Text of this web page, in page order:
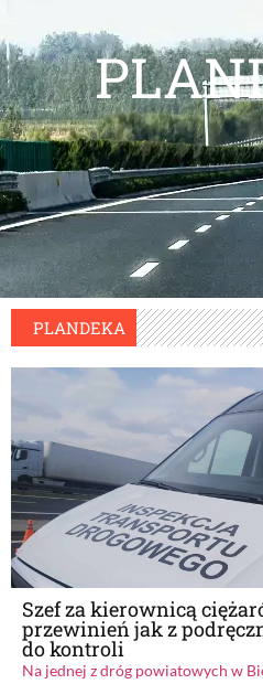
PLANDEKA
Szef za kierownicą
przewinień jak z
do kontroli
Na jednej z dróg powiatowych w